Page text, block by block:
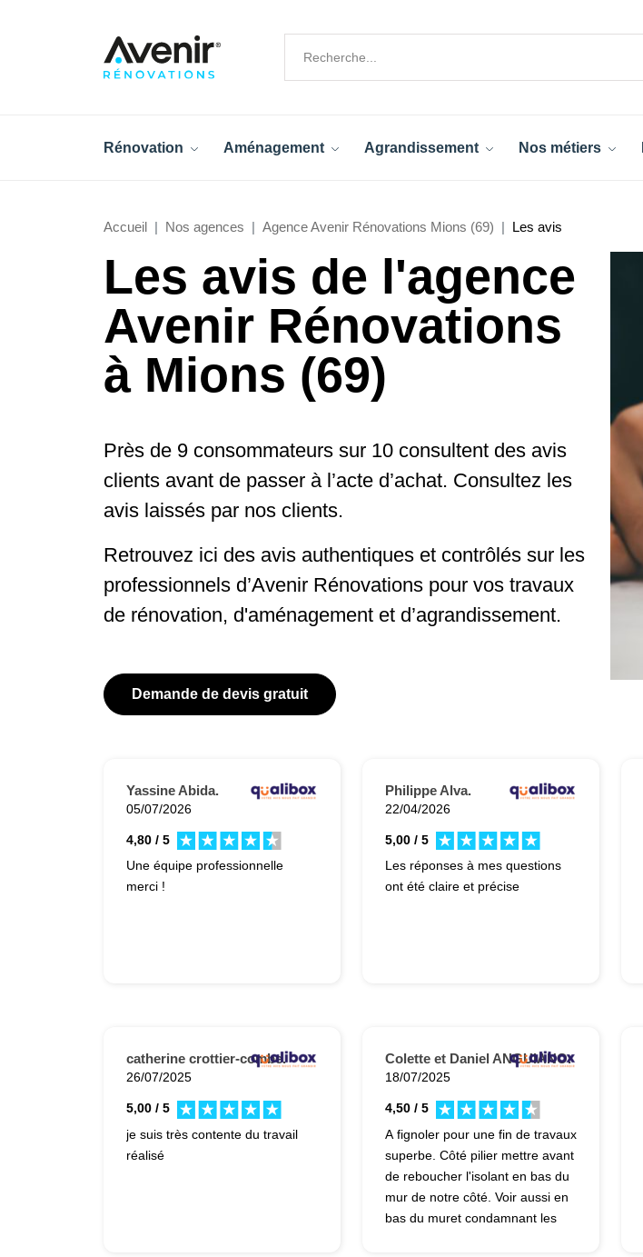
Rénovation Aménagement Agrandissement Nos métiers
Accueil Nos agences Agence Avenir Rénovations Mions (69) Les avis
Les avis de l'agence
Avenir Rénovations
à Mions (69)
Près de 9 consommateurs sur 10 consultent des avis
clients avant de passer à l’acte d’achat. Consultez les
avis laissés par nos clients.
Retrouvez ici des avis authentiques et contrôlés sur les
professionnels d’Avenir Rénovations pour vos travaux
de rénovation, d'aménagement et d’agrandissement.
Demande de devis gratuit
Yassine Abida.
05/07/2026
4,80 / 5
Une équipe professionnelle
merci !
Philippe Alva.
22/04/2026
5,00 / 5
Les réponses à mes questions
ont été claire et précise
catherine crottier-combe.
26/07/2025
5,00 / 5
je suis très contente du travail
réalisé
Colette et Daniel ANGUIANO.
18/07/2025
4,50 / 5
A fignoler pour une fin de travaux
superbe. Côté pilier mettre avant
de reboucher l'isolant en bas du
mur de notre côté. Voir aussi en
bas du muret condamnant les